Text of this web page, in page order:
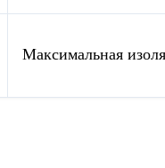
Максимальная